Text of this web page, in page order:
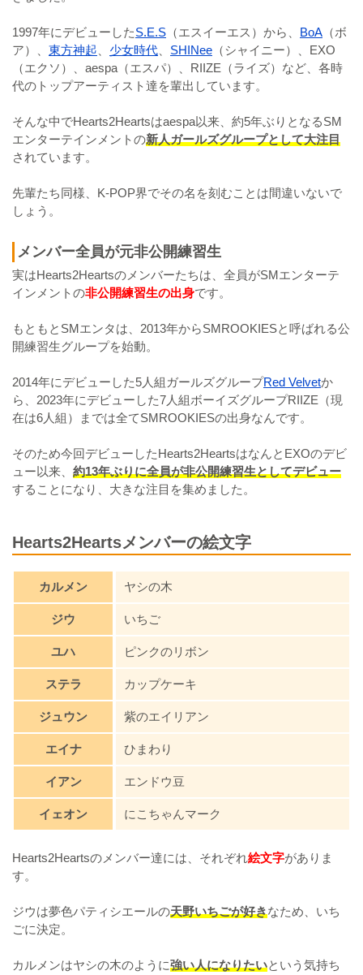
1997年にデビューしたS.E.S （エスイーエス）から、 BoA （ボ
ア）、 東方神起 少女時代 SHINee （シャイニー）、EXO
（エクソ）、aespa（エスパ）、RIIZE（ライズ）など、各時
代のトップアーティスト達を輩出しています。
そんな中でHearts2Heartsはaespa以来、約5年ぶりとなるSM
エンターテインメントの新人ガールズグループとして大注目
されています。
先輩たち同様、K-POP界でその名を刻むことは間違いないで
しょう。
メンバー全員が元非公開練習生
実はHearts2Heartsのメンバーたちは、全員がSMエンターテ
インメントの非公開練習生の出身です。
もともとSMエンタは、2013年からSMROOKIESと呼ばれる公
開練習生グループを始動。
2014年にデビューした5人組ガールズグループRed Velvetか
ら、2023年にデビューした7人組ボーイズグループRIIZE（現
在は6人組）までは全てSMROOKIESの出身なんです。
そのため今回デビューしたHearts2HeartsはなんとEXOのデビ
ュー以来、 約13年ぶりに全員が非公開練習生としてデビュー
することになり、大きな注目を集めました。
Hearts2Heartsメンバーの絵文字
カルメン ヤシの木
ジウ いちご
ユハ ピンクのリボン
ステラ カップケーキ
ジュウン 紫のエイリアン
エイナ ひまわり
イアン エンドウ豆
イェオン にこちゃんマーク
Hearts2Heartsのメンバー達には、それぞれ絵文字がありま
す。
ジウは夢色パティシエールの天野いちごが好きなため、いち
ごに決定。
カルメンはヤシの木のように強い人になりたいという気持ち